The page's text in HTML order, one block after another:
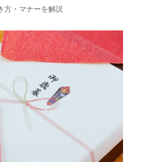
方・マナーを解説